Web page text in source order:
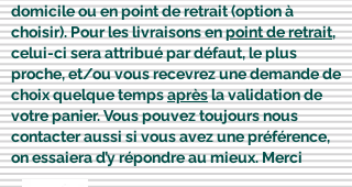
domicile ou en point de retrait (option à
choisir). Pour les livraisons enpoint de retrait,
celui-ci sera attribué par défaut, le plus
proche, et/ou vous recevrez une demande de
choix quelque tempsaprèsla validation de
votre panier. Vous pouvez toujours nous
contacter aussi si vous avez une préférence,
on essaiera d’y répondre au mieux. Merci